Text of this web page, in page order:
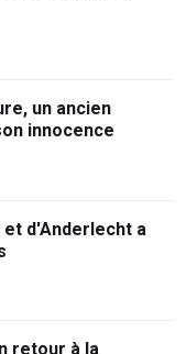
un ancien
innocence
et d'Anderlecht a
retour à la